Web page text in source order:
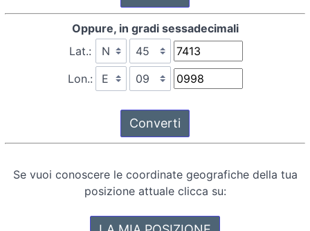
Oppure, in gradi sessadecimali
Lat.:
Lon.:
Se vuoi conoscere le coordinate geografiche della tua
posizione attuale clicca su: